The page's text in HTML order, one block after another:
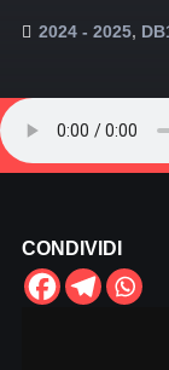
2024 - 2025
CONDIVIDI